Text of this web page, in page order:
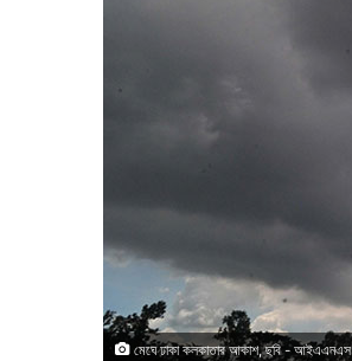
মেঘে ঢাকা কলকাতার আকাশ, ছবি - আইএএনএস